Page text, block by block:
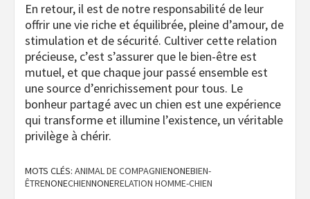
En retour, il est de notre responsabilité de leur
offrir une vie riche et équilibrée, pleine d’amour, de
stimulation et de sécurité. Cultiver cette relation
précieuse, c’est s’assurer que le bien-être est
mutuel, et que chaque jour passé ensemble est
une source d’enrichissement pour tous. Le
bonheur partagé avec un chien est une expérience
qui transforme et illumine l’existence, un véritable
privilège à chérir.
MOTS CLÉS: ANIMAL DE COMPAGNIENONEBIEN-
ÊTRENONECHIENNONERELATION HOMME-CHIEN